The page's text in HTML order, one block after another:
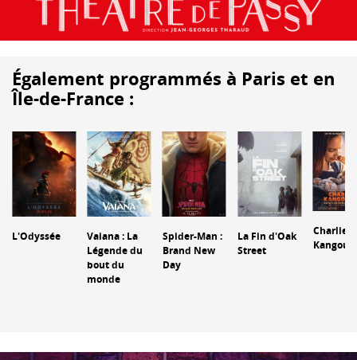
Également programmés à Paris et en
Île-de-France :
L'Odyssée
Vaiana : La
Légende du
bout du
monde
Spider-Man :
Brand New
Day
La Fin d'Oak
Street
Charlie